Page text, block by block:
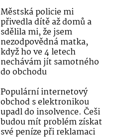
Městská policie mi
přivedla dítě až domů a
sdělila mi, že jsem
nezodpovědná matka,
když ho ve 4 letech
nechávám jít samotného
do obchodu
Populární internetový
obchod s elektronikou
upadl do insolvence. Češi
budou mít problém získat
své peníze při reklamaci